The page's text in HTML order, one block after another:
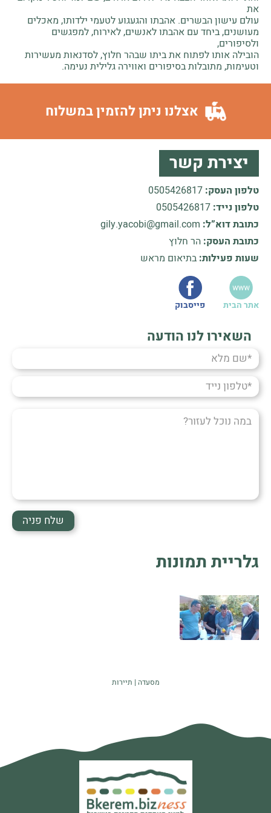
את
עולם עישון הבשרים. אהבתו והגעגוע לטעמי ילדותו, מאכלים
מעושנים, ביחד עם אהבתו לאנשים, לאירוח, למפגשים
ולסיפורים,
הובילה אותו לפתוח את ביתו שבהר חלוץ, לסדנאות מעשירות
וטעימות, מתובלות בסיפורים ואווירה גלילית נעימה.
אצלנו ניתן להזמין במשלוח
יצירת קשר
טלפון העסק: 0505426817
טלפון נייד: 0505426817
כתובת דוא”ל: gily.yacobi@gmail.com
כתובת העסק: הר חלוץ
שעות פעילות: בתיאום מראש
אתר הבית פייסבוק
השאירו לנו הודעה
שם
מלא
טלפון
נייד
במה
נוכל
גלריית תמונות
מסעדה תיירות